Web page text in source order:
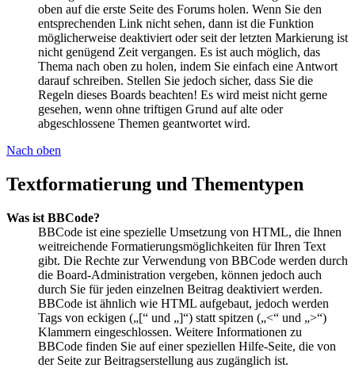
oben auf die erste Seite des Forums holen. Wenn Sie den
entsprechenden Link nicht sehen, dann ist die Funktion
möglicherweise deaktiviert oder seit der letzten Markierung ist
nicht genügend Zeit vergangen. Es ist auch möglich, das
Thema nach oben zu holen, indem Sie einfach eine Antwort
darauf schreiben. Stellen Sie jedoch sicher, dass Sie die
Regeln dieses Boards beachten! Es wird meist nicht gerne
gesehen, wenn ohne triftigen Grund auf alte oder
abgeschlossene Themen geantwortet wird.
Nach oben
Textformatierung und Thementypen
Was ist BBCode?
BBCode ist eine spezielle Umsetzung von HTML, die Ihnen
weitreichende Formatierungsmöglichkeiten für Ihren Text
gibt. Die Rechte zur Verwendung von BBCode werden durch
die Board-Administration vergeben, können jedoch auch
durch Sie für jeden einzelnen Beitrag deaktiviert werden.
BBCode ist ähnlich wie HTML aufgebaut, jedoch werden
Tags von eckigen („[“ und „]“) statt spitzen („<“ und „>“)
Klammern eingeschlossen. Weitere Informationen zu
BBCode finden Sie auf einer speziellen Hilfe-Seite, die von
der Seite zur Beitragserstellung aus zugänglich ist.